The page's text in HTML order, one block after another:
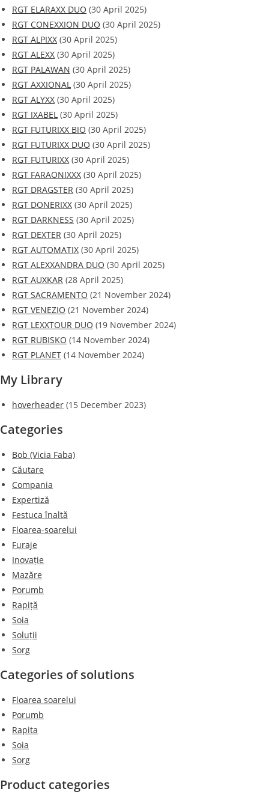
RGT ELARAXX DUO (30 April 2025)
RGT CONEXXION DUO (30 April 2025)
RGT ALPIXX (30 April 2025)
RGT ALEXX (30 April 2025)
RGT PALAWAN (30 April 2025)
RGT AXXIONAL (30 April 2025)
RGT ALYXX (30 April 2025)
RGT IXABEL (30 April 2025)
RGT FUTURIXX BIO (30 April 2025)
RGT FUTURIXX DUO (30 April 2025)
RGT FUTURIXX (30 April 2025)
RGT FARAONIXXX (30 April 2025)
RGT DRAGSTER (30 April 2025)
RGT DONERIXX (30 April 2025)
RGT DARKNESS (30 April 2025)
RGT DEXTER (30 April 2025)
RGT AUTOMATIX (30 April 2025)
RGT ALEXXANDRA DUO (30 April 2025)
RGT AUXKAR (28 April 2025)
RGT SACRAMENTO (21 November 2024)
RGT VENEZIO (21 November 2024)
RGT LEXXTOUR DUO (19 November 2024)
RGT RUBISKO (14 November 2024)
RGT PLANET (14 November 2024)
My Library
hoverheader (15 December 2023)
Categories
Bob (Vicia Faba)
Căutare
Compania
Expertiză
Festuca înaltă
Floarea-soarelui
Furaje
Inovație
Mazăre
Porumb
Rapiță
Soia
Soluții
Sorg
Categories of solutions
Floarea soarelui
Porumb
Rapita
Soia
Sorg
Product categories